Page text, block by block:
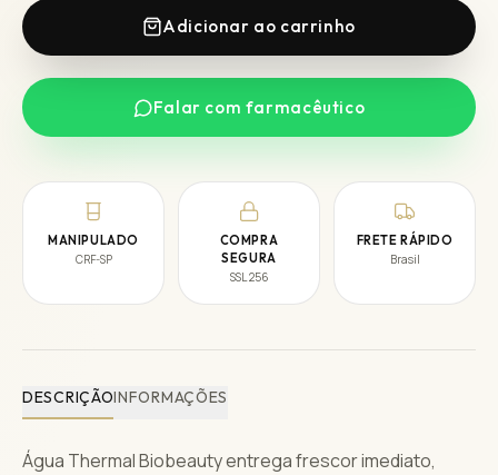
Adicionar ao carrinho
Falar com farmacêutico
MANIPULADO
CRF-SP
COMPRA
SEGURA
SSL 256
FRETE RÁPIDO
Brasil
DESCRIÇÃOINFORMAÇÕES
Água Thermal Biobeauty entrega frescor imediato,